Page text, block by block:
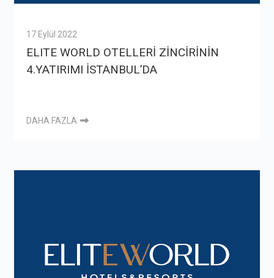
17 Eylül 2022
ELITE WORLD OTELLERİ ZİNCİRİNİN
4.YATIRIMI İSTANBUL’DA
DAHA FAZLA